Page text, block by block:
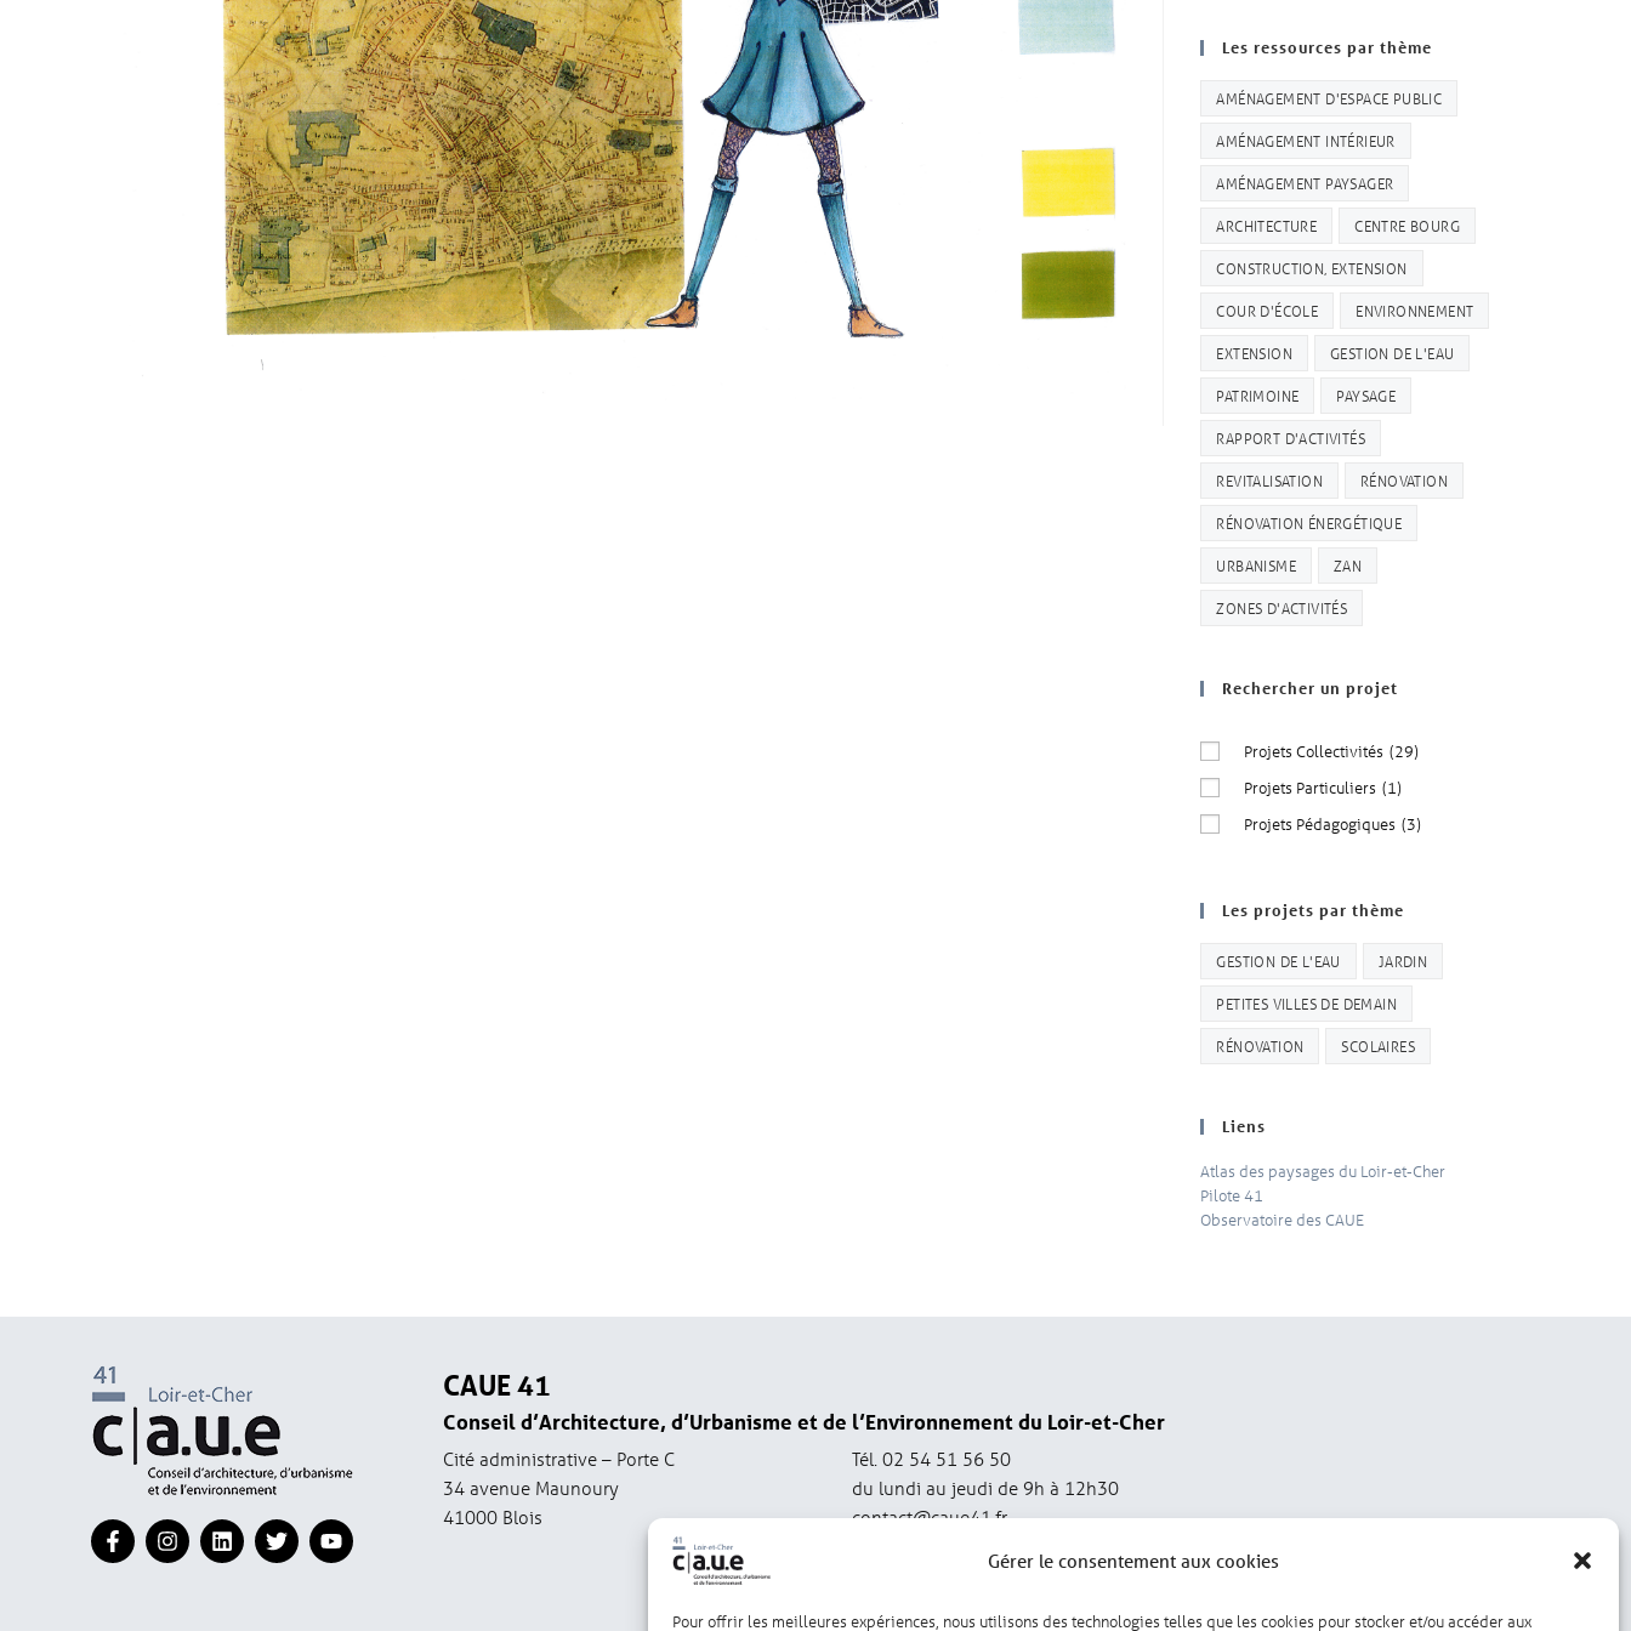
Gérer le consentement aux cookies
Pour offrir les meilleures expériences, nous utilisons des technologies telles que les cookies pour stocker et/ou accéder aux
Les ressources par thème
AMÉNAGEMENT D'ESPACE PUBLIC
AMÉNAGEMENT INTÉRIEUR
AMÉNAGEMENT PAYSAGER
ARCHITECTURE CENTRE BOURG
CONSTRUCTION, EXTENSION
COUR D'ÉCOLE ENVIRONNEMENT
EXTENSION GESTION DE L'EAU
PATRIMOINE PAYSAGE
RAPPORT D'ACTIVITÉS
REVITALISATION RÉNOVATION
RÉNOVATION ÉNERGÉTIQUE
URBANISME ZAN
ZONES D'ACTIVITÉS
Rechercher un projet
Projets Collectivités (29)
Projets Particuliers (1)
Projets Pédagogiques (3)
Les projets par thème
GESTION DE L'EAU JARDIN
PETITES VILLES DE DEMAIN
RÉNOVATION SCOLAIRES
Liens
Atlas des paysages du Loir-et-Cher
Pilote 41
Observatoire des CAUE
CAUE 41
Conseil d’Architecture, d’Urbanisme et de l’Environnement du Loir-et-Cher
Cité administrative – Porte C
34 avenue Maunoury
41000 Blois
Tél. 02 54 51 56 50
du lundi au jeudi de 9h à 12h30
contact@caue41.fr